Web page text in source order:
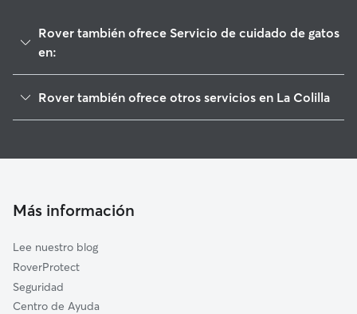
Rover también ofrece Servicio de cuidado de gatos
en:
Mironcillo
Tornadizos de Ávila
San Esteban de los Patos
Pozanco
Ojos-Albos
Rover también ofrece otros servicios en La Colilla
Cuidado de mascota en La Colilla
Más información
Lee nuestro blog
RoverProtect
Seguridad
Centro de Ayuda